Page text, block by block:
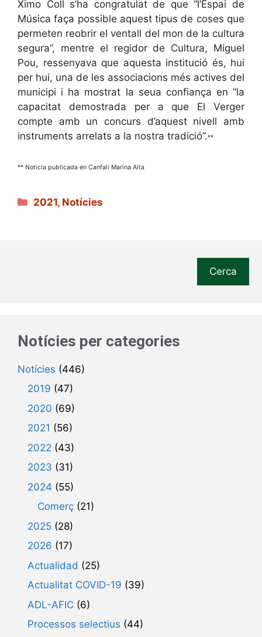
Ximo Coll s’ha congratulat de que “l’Espai de
Música faça possible aquest tipus de coses que
permeten reobrir el ventall del mon de la cultura
segura”, mentre el regidor de Cultura, Miguel
Pou, ressenyava que aquesta institució és, hui
per hui, una de les associacions més actives del
municipi i ha mostrat la seua confiança en “la
capacitat demostrada per a que El Verger
compte amb un concurs d’aquest nivell amb
instruments arrelats a la nostra tradició”.**
** Noticia publicada en Canfali Marina Alta
Categories
2021, Notícies
Cerca
Notícies per categories
Notícies (446)
2019 (47)
2020 (69)
2021 (56)
2022 (43)
2023 (31)
2024 (55)
Comerç (21)
2025 (28)
2026 (17)
Actualidad (25)
Actualitat COVID-19 (39)
ADL-AFIC (6)
Processos selectius (44)